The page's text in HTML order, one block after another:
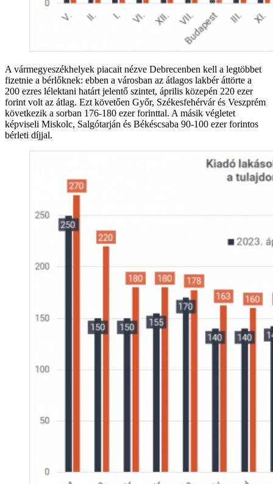
A vármegyeszékhelyek piacait nézve Debrecenben kell a legtöbbet
fizetnie a bérlőknek: ebben a városban az átlagos lakbér áttörte a
200 ezres lélektani határt jelentő szintet, április közepén 220 ezer
forint volt az átlag. Ezt követően Győr, Székesfehérvár és Veszprém
következik a sorban 176-180 ezer forinttal. A másik végletet
képviseli Miskolc, Salgótarján és Békéscsaba 90-100 ezer forintos
bérleti díjjal.